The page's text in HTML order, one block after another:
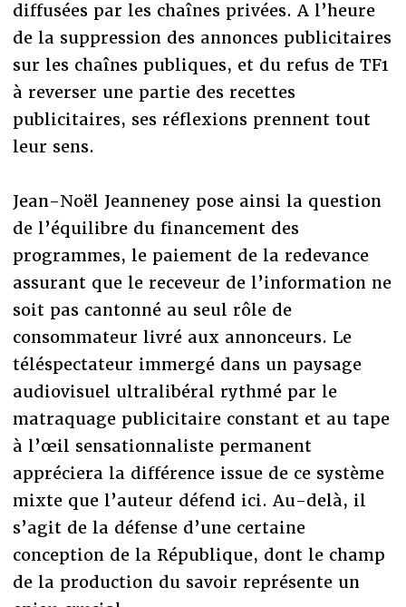
diffusées par les chaînes privées. A l’heure
de la suppression des annonces publicitaires
sur les chaînes publiques, et du refus de TF1
à reverser une partie des recettes
publicitaires, ses réflexions prennent tout
leur sens.
Jean-Noël Jeanneney pose ainsi la question
de l’équilibre du financement des
programmes, le paiement de la redevance
assurant que le receveur de l’information ne
soit pas cantonné au seul rôle de
consommateur livré aux annonceurs. Le
téléspectateur immergé dans un paysage
audiovisuel ultralibéral rythmé par le
matraquage publicitaire constant et au tape
à l’œil sensationnaliste permanent
appréciera la différence issue de ce système
mixte que l’auteur défend ici. Au-delà, il
s’agit de la défense d’une certaine
conception de la République, dont le champ
de la production du savoir représente un